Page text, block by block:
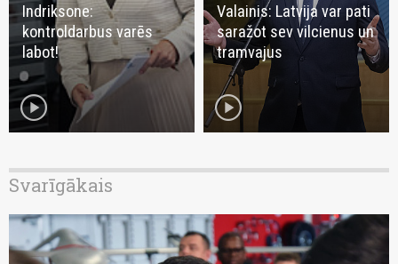
Indriksone:
kontroldarbus varēs
labot!
play_circle
Valainis: Latvija var pati
saražot sev vilcienus un
tramvajus
play_circle
Svarīgākais